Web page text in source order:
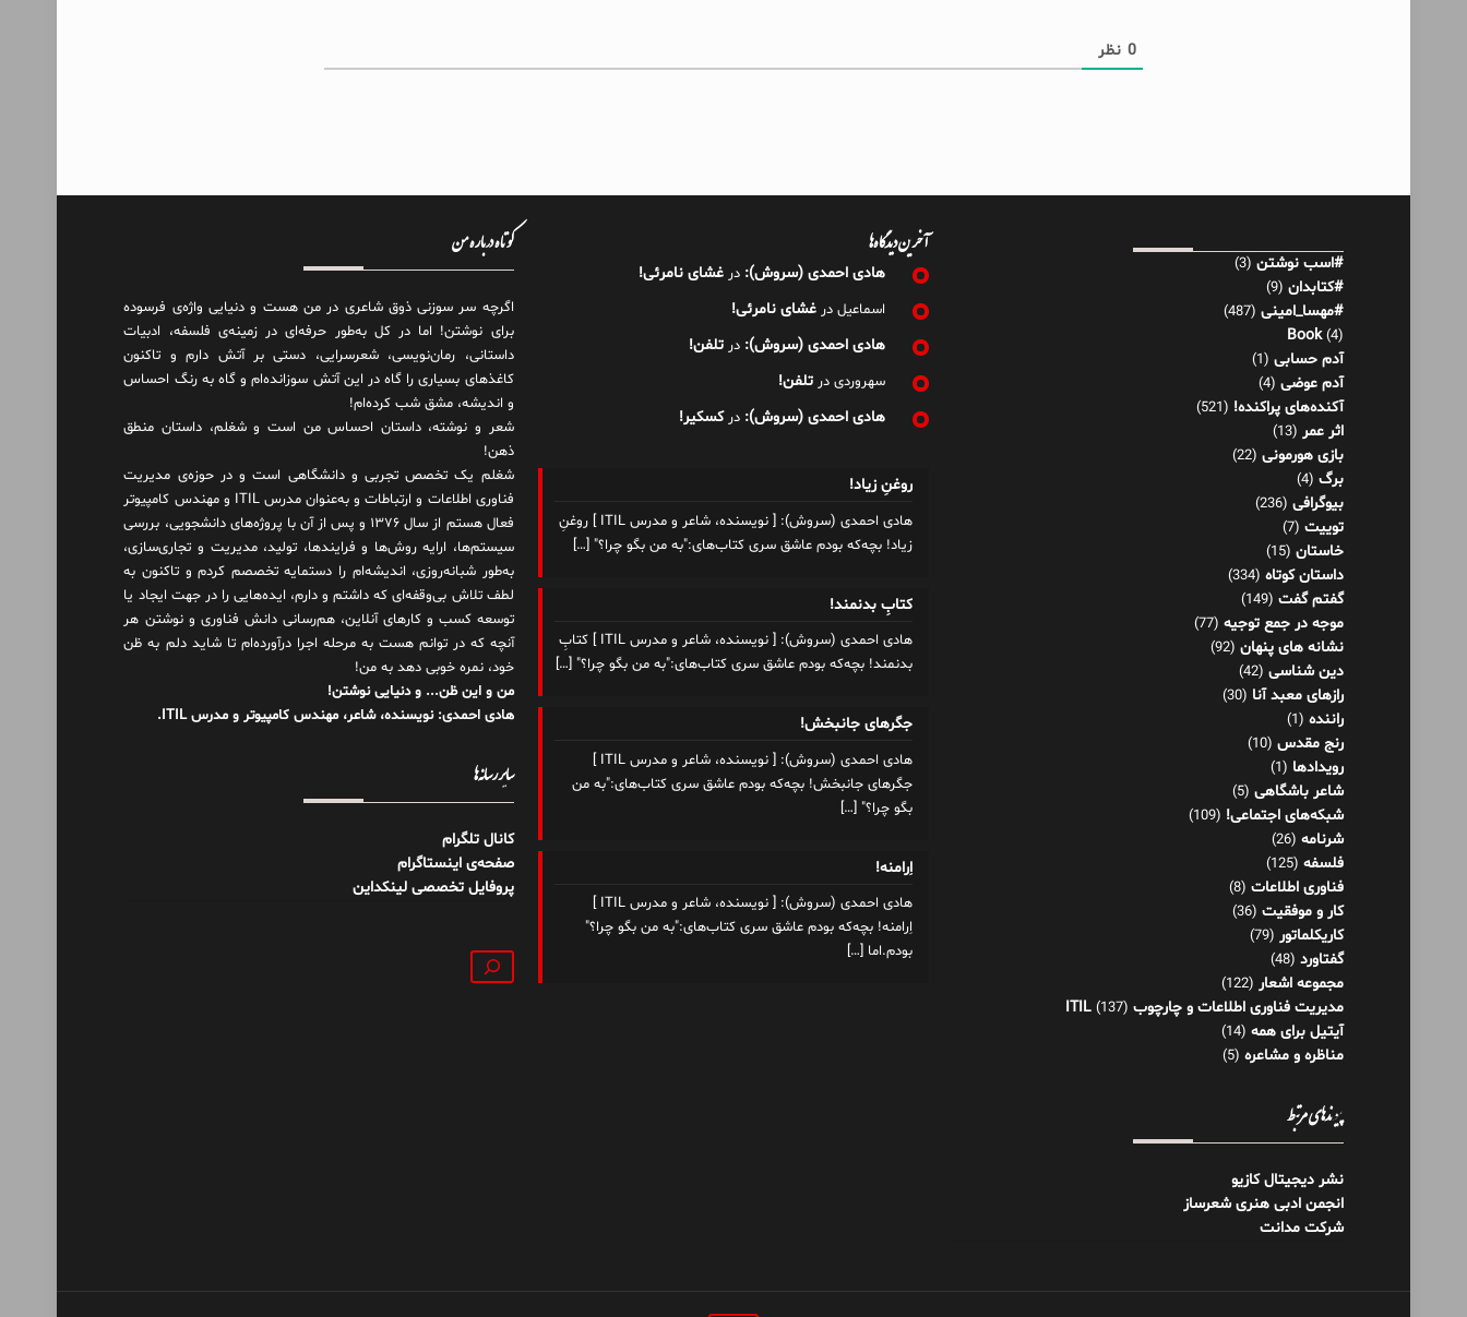
0نظر
#اسب نوشتن (3)
#کتابدان (9)
#مهسا_امینی (487)
Book(4)
آدم حسابی (1)
آدم عوضی (4)
آکنده‌های پراکنده! (521)
اثر عمر (13)
بازی هورمونی (22)
برگ (4)
بیوگرافی (236)
توییت (7)
خاستان (15)
داستان کوتاه (334)
گفتم گفت (149)
موجه در جمع توجیه (77)
نشانه های پنهان (92)
دین شناسی (42)
رازهای معبد آنا (30)
راننده (1)
رنج مقدس (10)
رویدادها (1)
شاعر باشگاهی (5)
شبکه‌های اجتماعی! (109)
شرنامه (26)
فلسفه (125)
فناوری اطلاعات (8)
کار و موفقیت (36)
کاریکلماتور (79)
گفتاورد (48)
مجموعه اشعار (122)
مدیریت فناوری اطلاعات و چارچوب ITIL (137)
آیتیل برای همه (14)
مناظره و مشاعره (5)
پیوندهای مرتبط
نشر دیجیتال کازیو
انجمن ادبی هنری شعرساز
شرکت مدانت
آخرین دیدگاه‌ها
هادی احمدی (سروش): درغشای نامرئی!
اسماعیل درغشای نامرئی!
هادی احمدی (سروش): درتلفن!
سهروردی درتلفن!
هادی احمدی (سروش): درکسکیر!
روغنِ زیاد!
هادی احمدی (سروش): [ نویسنده، شاعر و مدرس ITIL ] روغنِ
زیاد! بچه‌که بودم عاشق سری کتاب‌های:"به من بگو چرا؟" […]
کتابِ بدنمند!
هادی احمدی (سروش): [ نویسنده، شاعر و مدرس ITIL ] کتابِ
بدنمند! بچه‌که بودم عاشق سری کتاب‌های:"به من بگو چرا؟" […]
جگرهای جانبخش!
هادی احمدی (سروش): [ نویسنده، شاعر و مدرس ITIL ]
جگرهای جانبخش! بچه‌که بودم عاشق سری کتاب‌های:"به من
بگو چرا؟" […]
اِرامنه!
هادی احمدی (سروش): [ نویسنده، شاعر و مدرس ITIL ]
اِرامنه! بچه‌که بودم عاشق سری کتاب‌های:"به من بگو چرا؟"
بودم.اما […]
کوتاه درباره من
اگرچه سر سوزنی ذوق شاعری در من هست و دنیایی واژه‌‌ی فرسوده
برای نوشتن! اما در کل به‌طور حرفه‌ای در زمینه‌ی فلسفه، ادبیات
داستانی، رمان‌نویسی، شعرسرایی، دستی بر آتش دارم و تاکنون
کاغذهای بسیاری را گاه در این آتش سوزانده‌ام و گاه به رنگ احساس
و اندیشه، مشق شب کرده‌ام!
شعر و نوشته، داستان احساس من است و شغلم، داستان منطق
ذهن!
شغلم یک تخصص تجربی و دانشگاهی است و در حوزه‌ی مدیریت
فناوری اطلاعات و ارتباطات و به‌عنوان مدرس ITIL و مهندس کامپیوتر
فعال هستم از سال ۱۳۷۶ و پس از آن با پروژه‌های دانشجویی، بررسی
سیستم‌ها، ارایه روش‌ها و فرایندها، تولید، مدیریت و تجاری‌سازی،
به‌طور شبانه‌روزی، اندیشه‌ام را دستمایه تخصصم کردم و تاکنون به
لطف تلاش بی‌وقفه‌ای که داشتم و دارم، اید‌ه‌هایی را در جهت ایجاد یا
توسعه کسب و کارهای آنلاین، هم‌رسانی دانش فناوری و نوشتن هر
آنچه که در توانم هست به مرحله اجرا درآورده‌ام تا شاید دلم به ظن
خود، نمره خوبی دهد به من!
من و این ظن... و دنیایی نوشتن!
هادی احمدی: نویسنده، شاعر، مهندس کامپیوتر و مدرس ITIL.
سایر رسانه‌ها
کانال تلگرام
صفحه‌ی اینستاگرام
پروفایل تخصصی لینکداین
جستجو